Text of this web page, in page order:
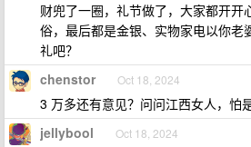
财兜了一圈，礼节做了，大家都开开
俗，最后都是金银、实物家电以你老
礼吧？
chenstor Oct 18, 2024
3 万多还有意见？问问江西女人，怕
jellybool Oct 18, 2024